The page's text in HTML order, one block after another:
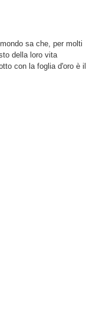
sa che, per molti
della loro vita
con la foglia d'oro è il